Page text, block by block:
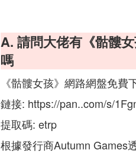
A. 請問大佬有《骷髏
嗎
《骷髏女孩》網路網盤免費
鏈接: https://pan..com/s/
提取碼: etrp
根據發行商Autumn Games